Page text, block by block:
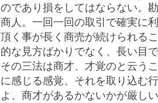
のであり損をしてはならない。
商人。一回一回の取引で確実に
頂く事が長く商売が続けられる
的な見方ばかりでなく、長い目
その三法は商才、才覚のと云う
に感じる感覚、それを取り込む
よ、商才があるかないかが厳し